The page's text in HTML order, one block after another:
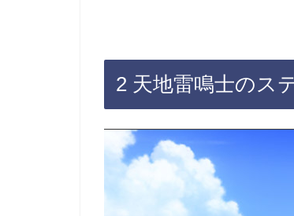
2 天地雷鳴士のス